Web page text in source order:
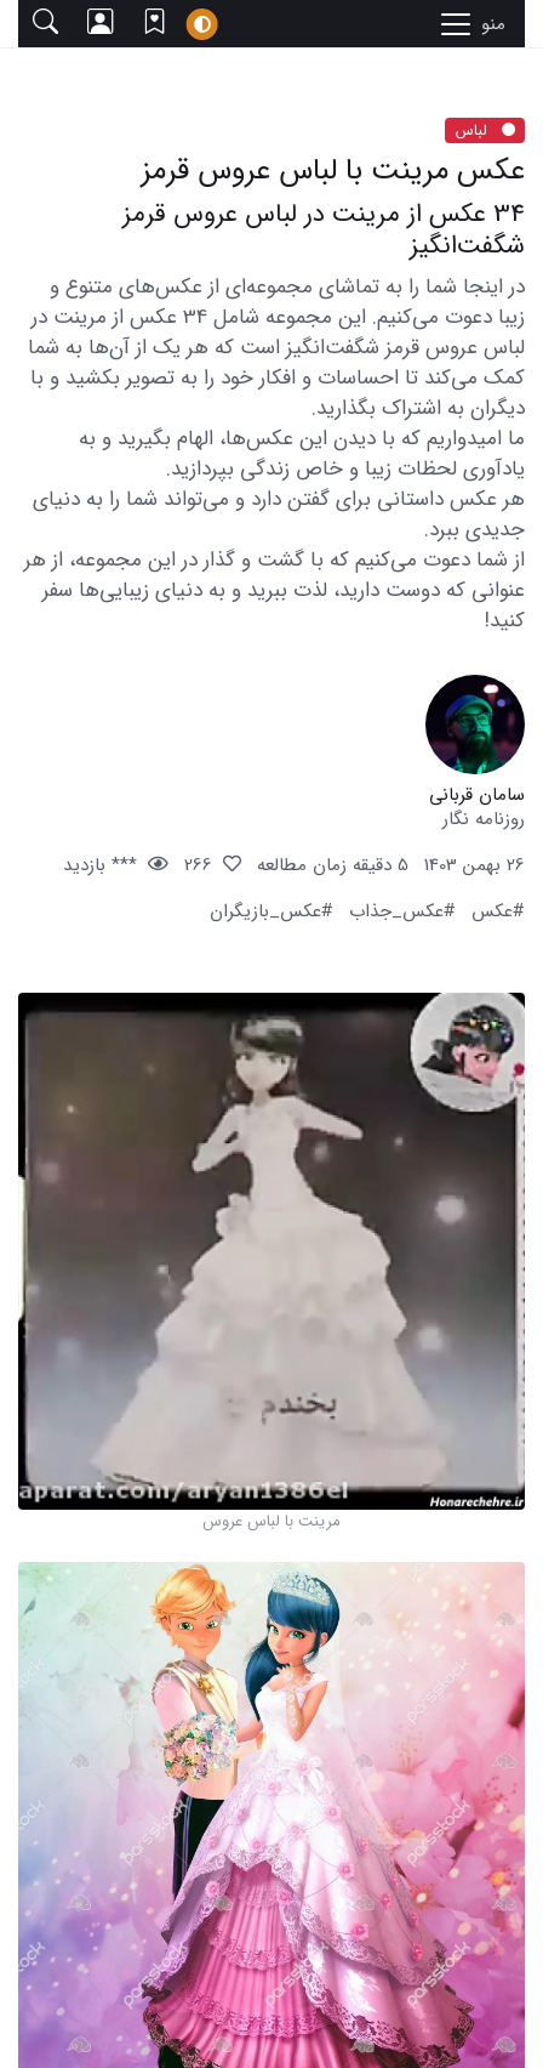
منو
لباس
عکس مرینت با لباس عروس قرمز
34 عکس از مرینت در لباس عروس قرمز
شگفت‌انگیز
در اینجا شما را به تماشای مجموعه‌ای از عکس‌های متنوع و
زیبا دعوت می‌کنیم. این مجموعه شامل 34 عکس از مرینت در
لباس عروس قرمز شگفت‌انگیز است که هر یک از آن‌ها به شما
کمک می‌کند تا احساسات و افکار خود را به تصویر بکشید و با
دیگران به اشتراک بگذارید.
ما امیدواریم که با دیدن این عکس‌ها، الهام بگیرید و به
یادآوری لحظات زیبا و خاص زندگی بپردازید.
هر عکس داستانی برای گفتن دارد و می‌تواند شما را به دنیای
جدیدی ببرد.
از شما دعوت می‌کنیم که با گشت و گذار در این مجموعه، از هر
عنوانی که دوست دارید، لذت ببرید و به دنیای زیبایی‌ها سفر
کنید!
سامان قربانی
روزنامه نگار
26 بهمن 1403
5 دقیقه زمان مطالعه
*** بازدید
#عکس
#عکس_جذاب #عکس_بازیگران
مرینت با لباس عروس